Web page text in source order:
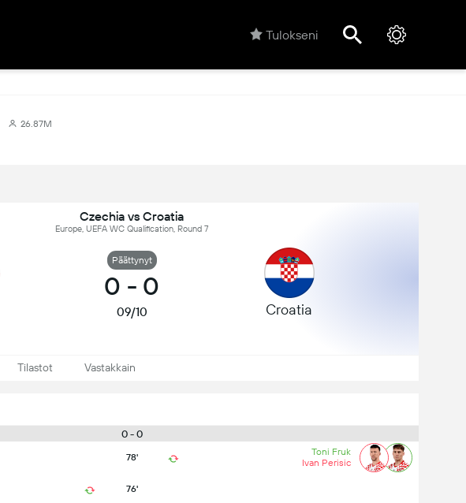
Tulokseni
26.87M
Czechia vs Croatia
Europe, UEFA WC Qualification, Round 7
Päättynyt
0 - 0
09/10 Croatia
Tilastot Vastakkain
0 - 0
78'
Toni Fruk
Ivan Perisic
76'